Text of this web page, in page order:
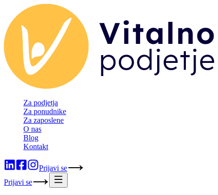
Za podjetja
Za ponudnike
Za zaposlene
O nas
Blog
Kontakt
Prijavi se
Prijavi se